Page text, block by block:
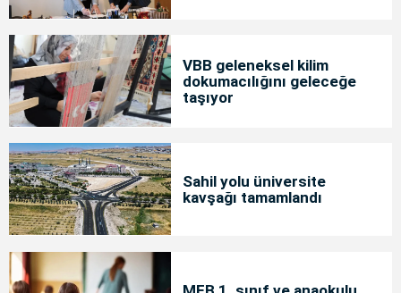
VBB geleneksel kilim
dokumacılığını geleceğe
taşıyor
Sahil yolu üniversite
kavşağı tamamlandı